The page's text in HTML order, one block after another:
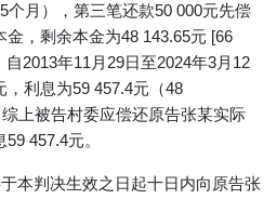
个月），第三笔还款50 000元先偿
，剩余本金为48 143.65元 [66
2013年11月29日至2024年3月12
，利息为59 457.4元（48
上被告村委应偿还原告张某实际
457.4元。
本判决生效之日起十日内向原告张